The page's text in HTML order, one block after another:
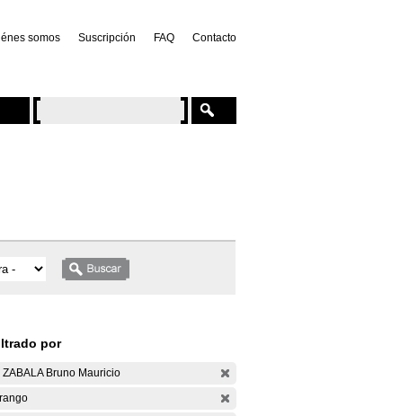
somos Suscripción FAQ Contacto
por
ZABALA Bruno Mauricio